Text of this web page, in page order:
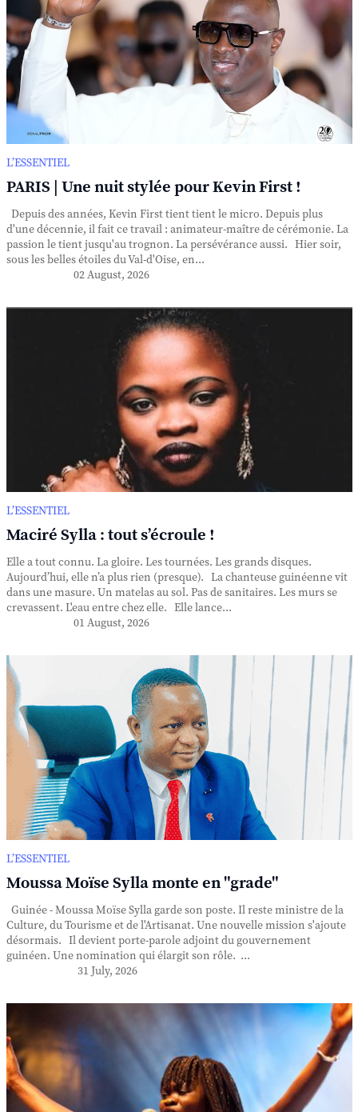
L’ESSENTIEL
PARIS | Une nuit stylée pour Kevin First !
Depuis des années, Kevin First tient tient le micro. Depuis plus
d'une décennie, il fait ce travail : animateur-maître de cérémonie. La
passion le tient jusqu'au trognon. La persévérance aussi. Hier soir,
sous les belles étoiles du Val-d'Oise, en...
02 August, 2026
L’ESSENTIEL
Maciré Sylla : tout s’écroule !
Elle a tout connu. La gloire. Les tournées. Les grands disques.
Aujourd’hui, elle n’a plus rien (presque). La chanteuse guinéenne vit
dans une masure. Un matelas au sol. Pas de sanitaires. Les murs se
crevassent. L'eau entre chez elle. Elle lance...
01 August, 2026
L’ESSENTIEL
Moussa Moïse Sylla monte en "grade"
Guinée - Moussa Moïse Sylla garde son poste. Il reste ministre de la
Culture, du Tourisme et de l'Artisanat. Une nouvelle mission s'ajoute
désormais. Il devient porte-parole adjoint du gouvernement
guinéen. Une nomination qui élargit son rôle. ...
31 July, 2026